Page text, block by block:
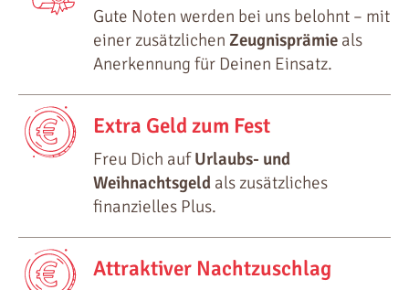
Gute Noten werden bei uns belohnt – mit
einer zusätzlichen Zeugnisprämieals
Anerkennung für Deinen Einsatz.
Extra Geld zum Fest
Freu Dich aufUrlaubs- und
Weihnachtsgeld als zusätzliches
finanzielles Plus.
Attraktiver Nachtzuschlag